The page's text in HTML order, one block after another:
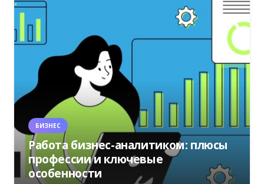
БИЗНЕС
Работа бизнес-аналитиком: плюсы
профессии и ключевые
особенности